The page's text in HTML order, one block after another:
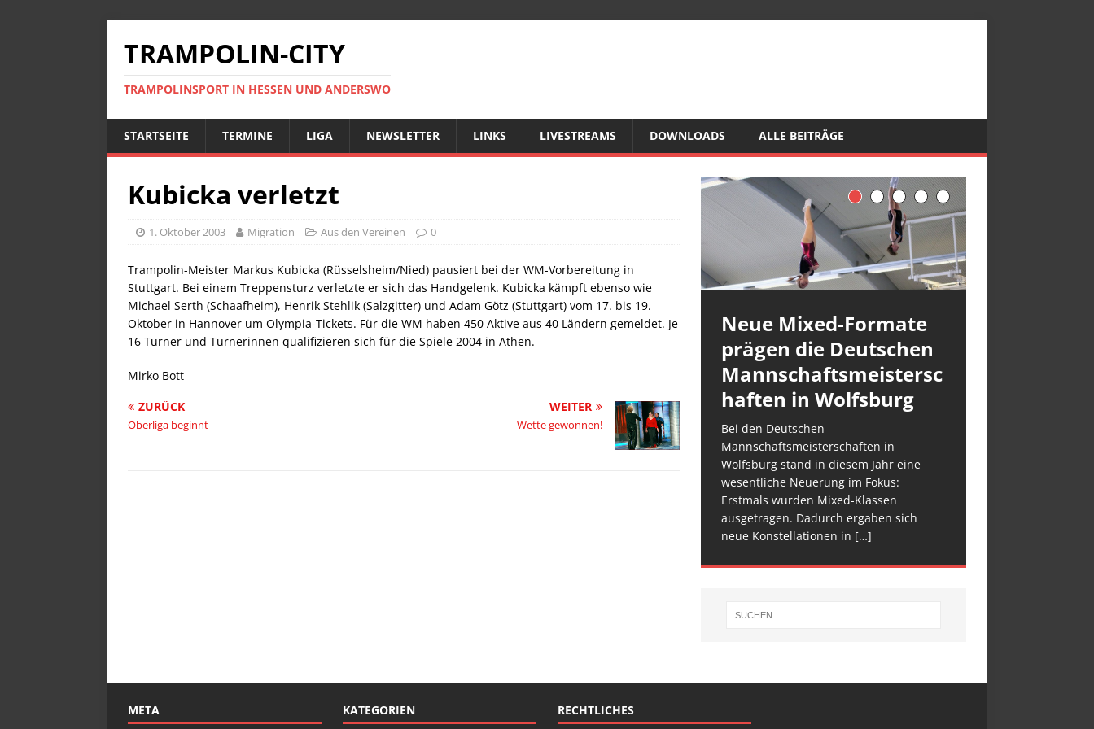
TRAMPOLIN-CITY
TRAMPOLINSPORT IN HESSEN UND ANDERSWO
STARTSEITE TERMINE LIGA NEWSLETTER LINKS LIVESTREAMS DOWNLOADS ALLE BEITRÄGE
Kubicka verletzt
1. Oktober 2003 Migration Aus den Vereinen 0
Trampolin-Meister Markus Kubicka (Rüsselsheim/Nied) pausiert bei der WM-Vorbereitung in
Stuttgart. Bei einem Treppensturz verletzte er sich das Handgelenk. Kubicka kämpft ebenso wie
Michael Serth (Schaafheim), Henrik Stehlik (Salzgitter) und Adam Götz (Stuttgart) vom 17. bis 19.
Oktober in Hannover um Olympia-Tickets. Für die WM haben 450 Aktive aus 40 Ländern gemeldet. Je
16 Turner und Turnerinnen qualifizieren sich für die Spiele 2004 in Athen.
Mirko Bott
ZURÜCK
Oberliga beginnt
WEITER
Wette gewonnen!
Neue Mixed-Formate
prägen die Deutschen
Mannschaftsmeistersc
haften in Wolfsburg
Bei den Deutschen
Mannschaftsmeisterschaften in
Wolfsburg stand in diesem Jahr eine
wesentliche Neuerung im Fokus:
Erstmals wurden Mixed-Klassen
ausgetragen. Dadurch ergaben sich
neue Konstellationen in […]
META KATEGORIEN RECHTLICHES